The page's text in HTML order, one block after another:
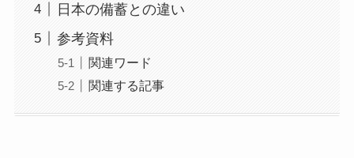
日本の備蓄との違い
参考資料
関連ワード
関連する記事